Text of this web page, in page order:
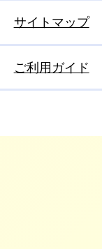
サイトマップ
ご利用ガイド